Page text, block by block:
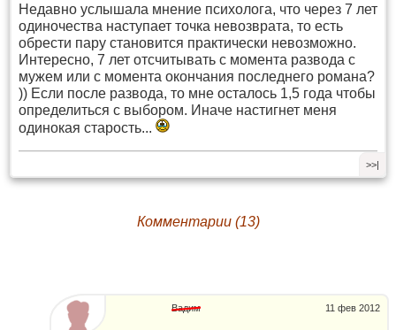
Недавно услышала мнение психолога, что через 7 лет
одиночества наступает точка невозврата, то есть
обрести пару становится практически невозможно.
Интересно, 7 лет отсчитывать с момента развода с
мужем или с момента окончания последнего романа?
)) Если после развода, то мне осталось 1,5 года чтобы
определиться с выбором. Иначе настигнет меня
одинокая старость...
>>|
Комментарии (13)
11 фев 2012
Вадим